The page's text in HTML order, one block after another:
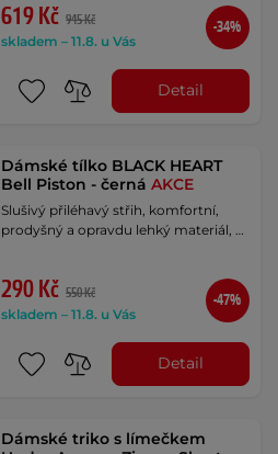
619 Kč 945 Kč
skladem – 11.8. u Vás
-34%
Detail
Dámské tílko BLACK HEART
Bell Piston - černáAKCE
Slušivý přiléhavý střih, komfortní,
prodyšný a opravdu lehký materiál, …
290 Kč 550 Kč
skladem – 11.8. u Vás
-47%
Detail
Dámské triko s límečkem